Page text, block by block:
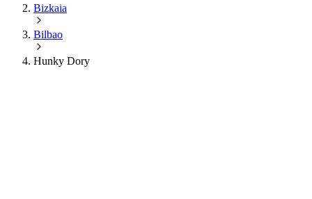
Bizkaia
Bilbao
Hunky Dory